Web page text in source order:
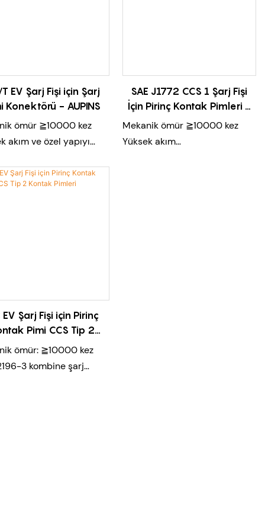
T EV Şarj Fişi için Şarj
Konektörü - AUPINS
ömür ≧10000 kez
akım ve özel yapıyı
kapasite, düşük
SAE J1772 CCS 1 Şarj Fişi
İçin Pirinç Kontak Pimleri -
AUPINS
Mekanik ömür ≧10000 kez
Yüksek akım
EV Şarj Fişi için Pirinç
Pimi CCS Tip 2
Kontak Pimleri
ömür: ≧10000 kez
3 kombine şarj